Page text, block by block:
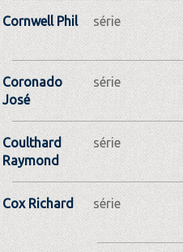
Cornwell Phil série
Coronado
José
série
Coulthard
Raymond
série
Cox Richard série